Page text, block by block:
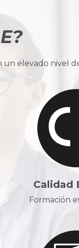
un elevado nivel
Calidad
Formación